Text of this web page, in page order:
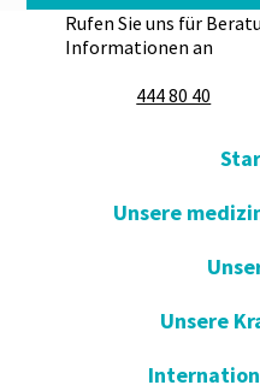
Rufen Sie uns für
Informationen an
444 80 40
Unsere
Unsere